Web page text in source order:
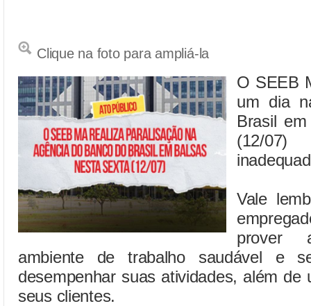
Clique na foto para ampliá-la
O SEEB
um dia
Brasil
(12/07)
Vale
prover
ambiente de trabalho saudável e
desempenhar suas atividades, além de
seus clientes.